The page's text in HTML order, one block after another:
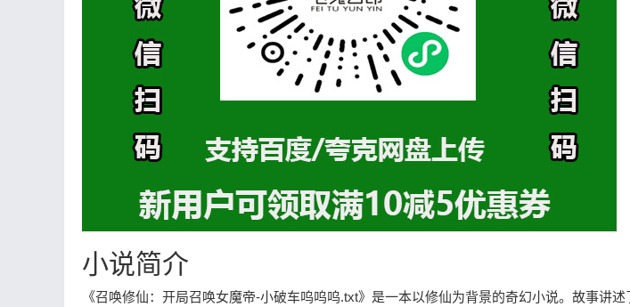
小说简介
《召唤修仙：开局召唤女魔帝-小破车呜呜呜.txt》是一本以修仙为背景的奇幻小说。故事讲